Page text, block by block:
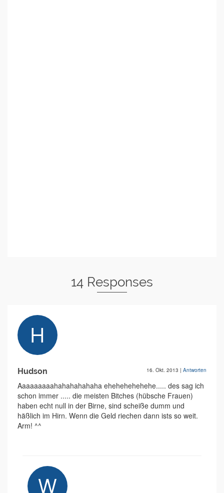
14 Responses
Hudson 16. Okt. 2013 | Antworten
Aaaaaaaaahahahahahaha ehehehehehehe..... des sag ich
schon immer ..... die meisten Bitches (hübsche Frauen)
haben echt null in der Birne, sind scheiße dumm und
häßlich im Hirn. Wenn die Geld riechen dann ists so weit.
Arm! ^^